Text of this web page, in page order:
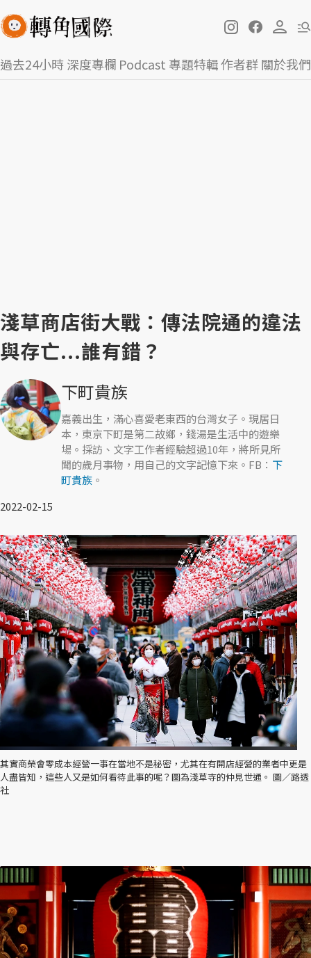
過去24小時深度專欄 Podcast 專題特輯作者群關於我們
淺草商店街大戰：傳法院通的違法
與存亡...誰有錯？
下町貴族
嘉義出生，滿心喜愛老東西的台灣女子。現居日
本，東京下町是第二故鄉，錢湯是生活中的遊樂
場。採訪、文字工作者經驗超過10年，將所見所
聞的歲月事物，用自己的文字記憶下來。FB： 下
町貴族 。
2022-02-15
其實商榮會零成本經營一事在當地不是秘密，尤其在有開店經營的業者中更是
人盡皆知，這些人又是如何看待此事的呢？圖為淺草寺的仲見世通。 圖／路透
社